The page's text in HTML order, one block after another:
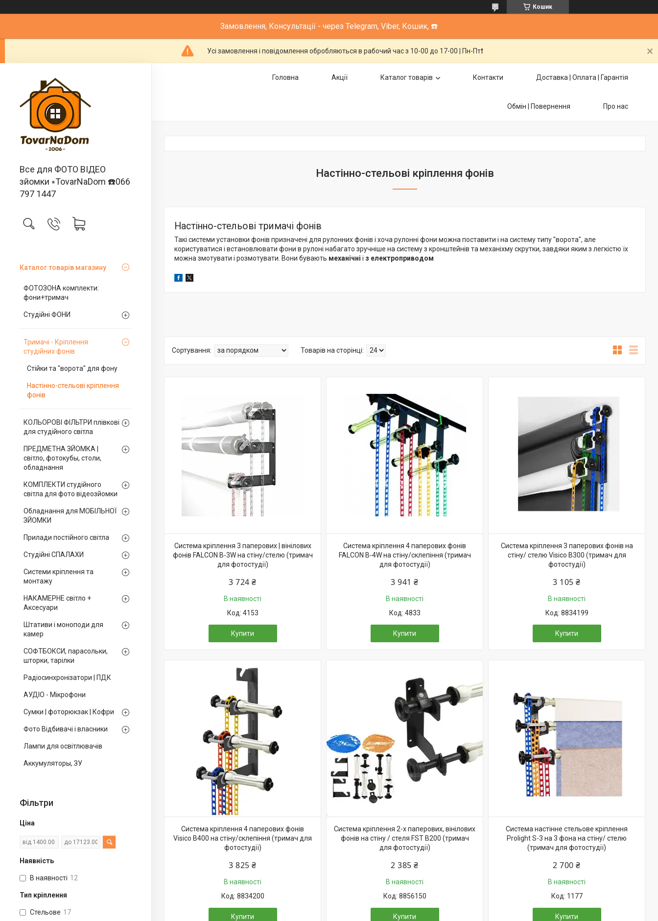
Кошик
Замовлення, Консультації - через Telegram, Viber, Кошик, ☎️
Усі замовлення і повідомлення обробляються в рабочий час з 10-00 до 17-00 | Пн-Пт❗️
Все для ФОТО ВІДЕО
зйомки ⭒TovarNaDom ☎️066
797 1447
Каталог товарів магазину
ФОТОЗОНА комплекти:
фони+тримач
Студійні ФОНИ
Тримачі - Кріплення
студійних фонів
Стійки та "ворота" для фону
Настінно-стельові кріплення
фонів
КОЛЬОРОВІ ФІЛЬТРИ плівкові
для студійного світла
ПРЕДМЕТНА ЗЙОМКА |
світло, фотокубы, столи,
обладнання
КОМПЛЕКТИ студійного
світла для фото відеозйомки
Обладнання для МОБІЛЬНОЇ
ЗЙОМКИ
Прилади постійного світла
Студійні СПАЛАХИ
Системи кріплення та
монтажу
НАКАМЕРНЕ світло +
Аксесуари
Штативи і моноподи для
камер
СОФТБОКСИ, парасольки,
шторки, тарілки
Радіосинхронізатори | ПДК
АУДІО - Мікрофони
Сумки | фоторюкзак | Кофри
Фото Відбивачі і власники
Лампи для освітлювачів
Аккумуляторы, ЗУ
Фільтри
Ціна
Наявність
В наявності 12
Тип кріплення
Стельове 17
Головна Акції Каталог товарів Контакти Доставка | Оплата | Гарантія
Обмін | Повернення Про нас
Настінно-стельові кріплення фонів
Настінно-стельові тримачі фонів
Такі системи установки фонів призначені для рулонних фонів і хоча рулонні фони можна поставити і на систему типу "ворота", але
користуватися і встановлювати фони в рулоні набагато зручніше на систему з кронштейнів та механіхму скрутки, завдяки яким з легкістю їх
можна змотувати і розмотувати. Вони бувають механічні і з електроприводом
Система кріплення 3 паперових | вінілових
фонів FALCON B-3W на стіну/стелю (тримач
для фотостудії)
3 724 ₴
В наявності
4153
Купити
Система кріплення 4 паперових фонів
FALCON B-4W на стіну/склепіння (тримач
для фотостудії)
3 941 ₴
В наявності
4833
Купити
Система кріплення 3 паперових фонів на
стіну/ стелю Visico B300 (тримач для
фотостудії)
3 105 ₴
В наявності
8834199
Купити
Система кріплення 4 паперових фонів
Visico B400 на стіну/склепіння (тримач для
фотостудії)
3 825 ₴
В наявності
8834200
Купити
Система кріплення 2-х паперових, вінілових
фонів на стіну / стеля FST B200 (тримач
для фотостудії)
2 385 ₴
В наявності
8856150
Купити
Система настінне стельове кріплення
Prolight S-3 на 3 фона на стіну/ стелю
(тримач для фотостудії)
2 700 ₴
В наявності
1177
Купити